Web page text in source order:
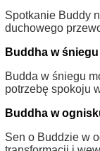
Spotkanie Buddy
duchowego
Buddha w śniegu
Budda w śniegu
potrzebę spokoju
Buddha w
Sen o Buddzie w